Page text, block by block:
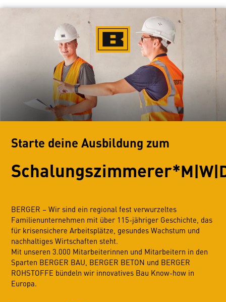
Starte deine Ausbildung zum
Schalungszimmerer*
BERGER – Wir sind ein regional fest verwurzeltes
Familienunternehmen mit über 115-jähriger Geschichte, das
für krisensichere Arbeitsplätze, gesundes Wachstum und
nachhaltiges Wirtschaften steht.
Mit unseren 3.000 Mitarbeiterinnen und Mitarbeitern in den
Sparten BERGER BAU, BERGER BETON und BERGER
ROHSTOFFE bündeln wir innovatives Bau Know-how in
Europa.